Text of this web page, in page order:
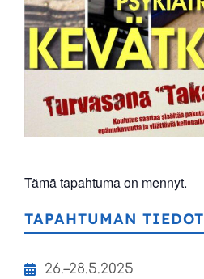
Tämä tapahtuma on mennyt.
TAPAHTUMAN TIEDOT
26.–28.5.2025